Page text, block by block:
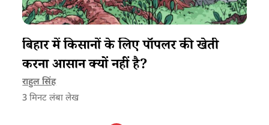
बिहार में किसानों के लिए पॉपलर की खेती
करना आसान क्यों नहीं है?
राहुल सिंह
3 मिनट लंबा लेख